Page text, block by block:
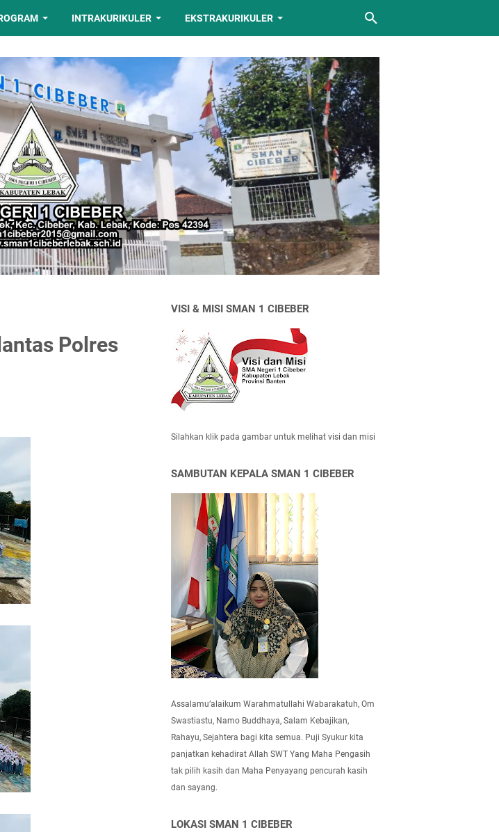
INTRAKURIKULER EKSTRAKURIKULER
Polres
VISI & MISI SMAN 1 CIBEBER
Silahkan klik pada gambar untuk melihat visi dan misi
SAMBUTAN KEPALA SMAN 1 CIBEBER
Assalamu’alaikum Warahmatullahi Wabarakatuh, Om
Swastiastu, Namo Buddhaya, Salam Kebajikan,
Rahayu, Sejahtera bagi kita semua. Puji Syukur kita
panjatkan kehadirat Allah SWT Yang Maha Pengasih
tak pilih kasih dan Maha Penyayang pencurah kasih
dan sayang.
LOKASI SMAN 1 CIBEBER